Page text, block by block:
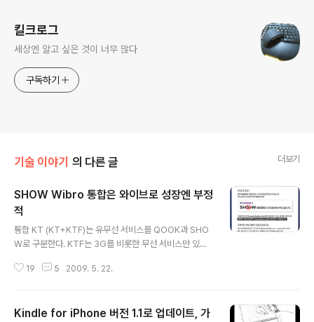
킬크로그
세상엔 알고 싶은 것이 너무 많다
구독하기
기술 이야기 의 다른 글 더보기
SHOW Wibro 통합은 와이브로 성장엔 부정
적
통합 KT (KT+KTF)는 유무선 서비스를 QOOK과 SHO
W로 구분한다. KTF는 3G를 비롯한 무선 서비스만 있지
브로와 네스팟의 무선 인터넷 서비스가 있다. KTF는 이동
선 부문은 이동통신과 무선 인터넷의 영역이 겹치게 된다.
19 5 2009. 5. 22.
Kindle for iPhone 버전 1.1로 업데이트, 가